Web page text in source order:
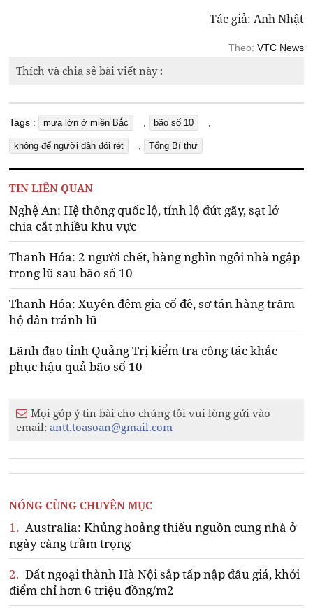
Tác giả: Anh Nhật
Theo: VTC News
Thích và chia sẻ bài viết này :
Tags : mưa lớn ở miền Bắc , bão số 10 ,
không để người dân đói rét , Tổng Bí thư
TIN LIÊN QUAN
Nghệ An: Hệ thống quốc lộ, tỉnh lộ đứt gãy, sạt lở
chia cắt nhiều khu vực
Thanh Hóa: 2 người chết, hàng nghìn ngôi nhà ngập
trong lũ sau bão số 10
Thanh Hóa: Xuyên đêm gia cố đê, sơ tán hàng trăm
hộ dân tránh lũ
Lãnh đạo tỉnh Quảng Trị kiểm tra công tác khắc
phục hậu quả bão số 10
Mọi góp ý tin bài cho chúng tôi vui lòng gửi vào
email:antt.toasoan@gmail.com
NÓNG CÙNG CHUYÊN MỤC
1. Australia: Khủng hoảng thiếu nguồn cung nhà ở
ngày càng trầm trọng
2. Đất ngoại thành Hà Nội sắp tấp nập đấu giá, khởi
điểm chỉ hơn 6 triệu đồng/m2